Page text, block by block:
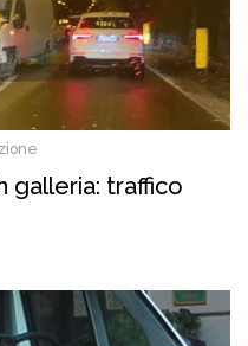
galleria: traffico